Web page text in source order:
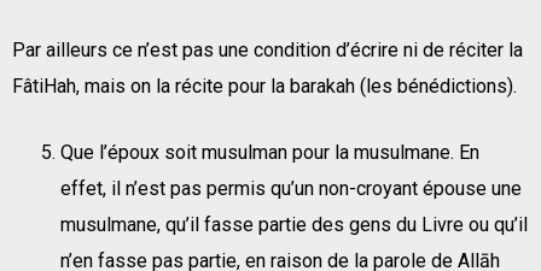
Par ailleurs ce n’est pas une condition d’écrire ni de réciter la
FâtiHah, mais on la récite pour la barakah (les bénédictions).
Que l’époux soit musulman pour la musulmane. En
effet, il n’est pas permis qu’un non-croyant épouse une
musulmane, qu’il fasse partie des gens du Livre ou qu’il
n’en fasse pas partie, en raison de la parole de Allāh